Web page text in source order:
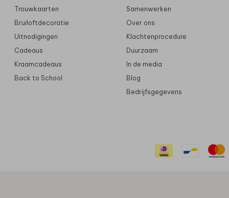
Trouwkaarten
Bruiloftdecoratie
Uitnodigingen
Cadeaus
Kraamcadeaus
Back to School
Samenwerken
Over ons
Klachtenprocedure
Duurzaam
In de media
Blog
Bedrijfsgegevens